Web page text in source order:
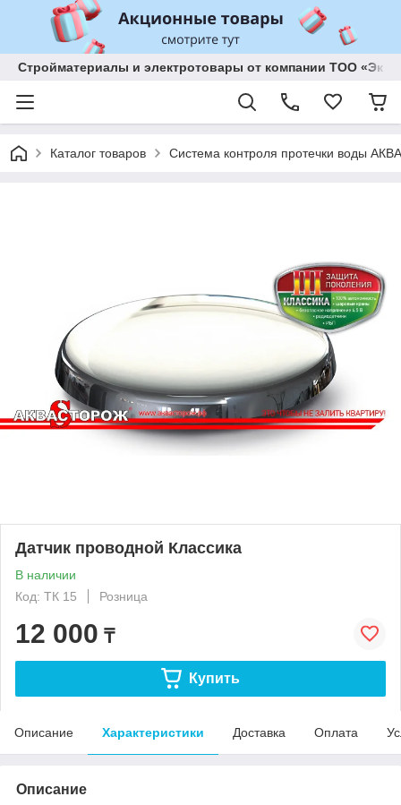
Стройматериалы и электротовары от компании ТОО
Каталог товаров Система контроля протечки воды
Датчик проводной Классика
В наличии
Код: ТК 15
Розница
12 000 ₸
Купить
Описание Характеристики Доставка Оплата
Описание